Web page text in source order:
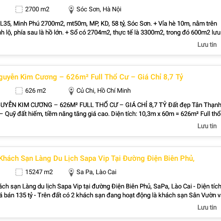
khoan, có thể xây dựng ngay. - Gần chợ, trường học, khu dân cư hiện hữu và
yếu, đáp ứng đầy đủ nhu cầu sinh hoạt. - Sổ hồng riêng, pháp lý minh bạch,
chóng. - Phù hợp xây biệt thự sân vườn cao cấp. - Thích hợp làm nhà vườn
hoặc không gian sống xanh, yên tĩnh. - Tiềm năng đầu tư giữ tài sản, chờ
2700 m2
Sóc Sơn, Hà Nội
Minh Phú 2700m2, mt50m, MP, KD, 58 tỷ, Sóc Sơn. + Vỉa hè 10m, nằm trên
lộ, phía sau là hồ lớn. + Sổ có 2704m2, thực tế là 3300m2, trong đó 600m2 lưu
hồ và dìa sông. + Hiện tại đất đã được thay đổi hạn mức sử dụng đất. Và đã
nhiều sổ. + Theo quy hoạch mở đường thì đất không dính quy hoạch nhiều
phát triển mạnh nơi đây. + Đặc biệt gần và rất gần Việt Phủ Thành Chương. _
về con đường Bờ kênh quy hoạch mở rộng nối liền Thị trấn SS và Vĩnh Phúc. *
núi bên phải là hồ ở giữa là trục đường Container chạy thông. ..... + Liên hệ em
xem đất gặp chủ. 0976395647 _ 0775693683
Lưu tin
Kim Cương – 626m² Full Thổ Cư – Giá Chỉ 8,7 Tỷ
626 m2
Củ Chi, Hồ Chí Minh
KIM CƯƠNG – 626M² FULL THỔ CƯ – GIÁ CHỈ 8,7 TỶ Đất đẹp Tân Thạnh
tiềm năng tăng giá cao. Diện tích: 10,3m x 60m = 626m² Full thổ
tỷ (thương lượng) Ms Mỹ: 0909.805.456 – Gọi ngay
Lưu tin
Sạn Làng Du Lịch Sapa Vip Tại Đường Điện Biên Phủ,
15247 m2
Sa Pa, Lào Cai
sạn Làng du lịch Sapa Vip tại đường Điện Biên Phủ, SaPa, Lào Cai - Diện tích
bán 135 tỷ - Trên đất có 2 khách sạn đang hoạt động là khách sạn Sân Vườn
Khu vực trung tâm, an ninh tốt. - Tiện ích xung quanh đầy đủ - Ngay Đường
Chợ Đêm Sapa, khách sạn mặt Hồ Sapa - Bên cạnh Khách sạn Sân Vườn
Lưu tin